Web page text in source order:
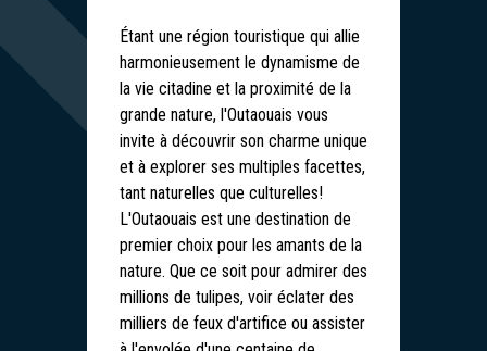
Étant une région touristique qui allie
harmonieusement le dynamisme de
la vie citadine et la proximité de la
grande nature, l'Outaouais vous
invite à découvrir son charme unique
et à explorer ses multiples facettes,
tant naturelles que culturelles!
L'Outaouais est une destination de
premier choix pour les amants de la
nature. Que ce soit pour admirer des
millions de tulipes, voir éclater des
milliers de feux d'artifice ou assister